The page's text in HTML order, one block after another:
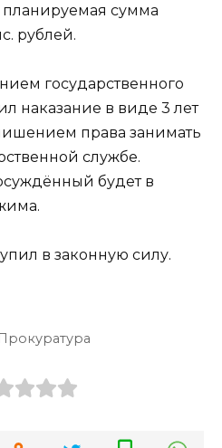
планируемая сумма
рублей.
государственного
наказание в виде 3 лет
права занимать
службе.
будет в
в законную силу.
Прокуратура